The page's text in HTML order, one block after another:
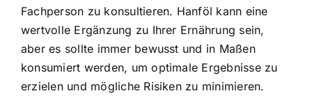
Fachperson zu konsultieren. Hanföl kann eine
wertvolle Ergänzung zu Ihrer Ernährung sein,
aber es sollte immer bewusst und in Maßen
konsumiert werden, um optimale Ergebnisse zu
erzielen und mögliche Risiken zu minimieren.